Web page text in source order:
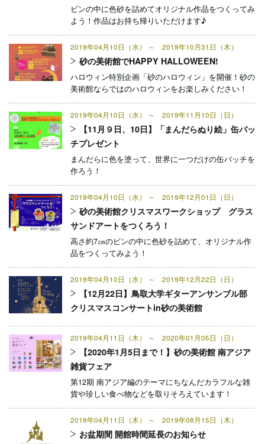
ビンの中に色砂を詰めてオリジナル作品をつくってみ
よう！作品はお持ち帰りいただけます♪
2019年04月10日（水） ～ 2019年10月31日（木）
砂の美術館でHAPPY HALLOWEEN!
ハロウィン特別企画「砂のハロウィン」を開催！砂の
美術館ならではのハロウィンをお楽しみください！
2019年04月10日（水） ～ 2019年11月10日（日）
【11月９日、10日】「まんだらぬり絵」缶バッ
チプレゼント
まんだらに色を塗って、世界に一つだけの缶バッチを
作ろう！
2019年04月10日（水） ～ 2019年12月01日（日）
砂の美術館クリスマスワークショップ グラス
サンドアートをつくろう！
高さ約7㎝のビンの中に色砂を詰めて、オリジナル作
品をつくってみよう！
2019年04月10日（水） ～ 2019年12月22日（日）
【12月22日】鳥取大学ギターアンサンブル部
クリスマスコンサートin砂の美術館
2019年04月11日（木） ～ 2020年01月05日（日）
【2020年1月5日まで！】砂の美術館 南アジア
雑貨フェア
第12期 南アジア編のテーマにちなんだカラフルな雑
貨や珍しい食べ物などを取りそろえています！
2019年04月11日（木） ～ 2019年08月15日（木）
お盆期間 開館時間延長のお知らせ